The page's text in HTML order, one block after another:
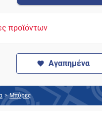
προϊόντων
Αγαπημένα
> Μπύρες